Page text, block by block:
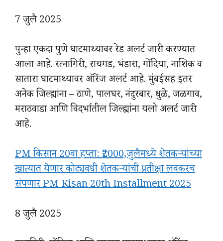
7 जुलै 2025
पुन्हा एकदा पुणे घाटमाथ्यावर रेड अलर्ट जारी करण्यात
आला आहे. रत्नागिरी, रायगड, भंडारा, गोंदिया, नाशिक व
सातारा घाटमाथ्यावर ऑरेंज अलर्ट आहे. मुंबईसह इतर
अनेक जिल्ह्यांना – ठाणे, पालघर, नंदुरबार, धुळे, जळगाव,
मराठवाडा आणि विदर्भातील जिल्ह्यांना यलो अलर्ट जारी
आहे.
PM किसान 20वा हप्ता: ₹2000,जुलैमध्ये शेतकऱ्यांच्या
खात्यात येणार कोट्यवधी शेतकऱ्यांची प्रतीक्षा लवकरच
संपणार PM Kisan 20th Installment 2025
8 जुलै 2025